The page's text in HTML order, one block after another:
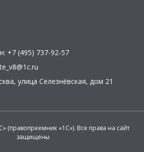
+7 (495) 737-92-57
, улица Селезнёвская, дом 21
(правопреемник «1С»). Все права на сайт
защищены